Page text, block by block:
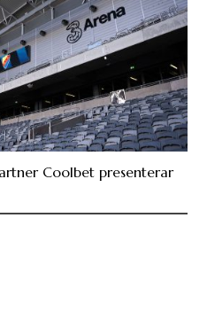
Coolbet presenterar